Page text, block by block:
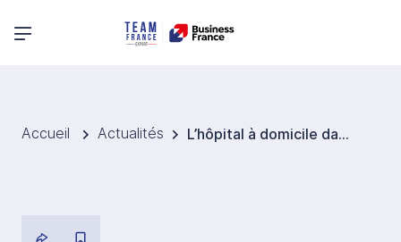
Menu principal
Accueil Actualités L’hôpital à domicile dans les pays nordiques : innovation des modèles de soins et implications pour l’accès au marché des sciences de la vie